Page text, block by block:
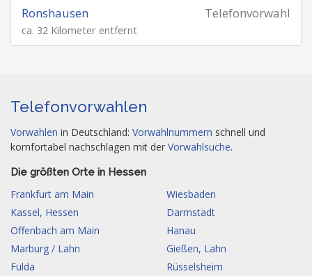
Telefonvorwahl
Ronshausen
ca. 32 Kilometer entfernt
Telefonvorwahlen
Vorwahlen in Deutschland: Vorwahlnummern schnell und
komfortabel nachschlagen mit der Vorwahlsuche.
Die größten Orte in Hessen
Frankfurt am Main
Wiesbaden
Kassel, Hessen
Darmstadt
Offenbach am Main
Hanau
Marburg / Lahn
Gießen, Lahn
Fulda
Rüsselsheim